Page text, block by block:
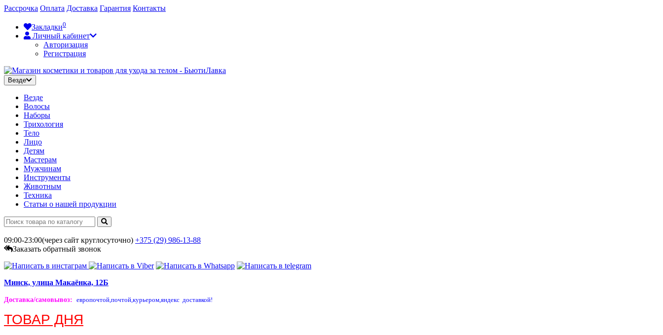
Рассрочка Оплата Доставка Гарантия Контакты
Закладки0
Личный кабинет
Авторизация
Регистрация
Везде
Везде
Волосы
Наборы
Трихология
Тело
Лицо
Детям
Мастерам
Мужчинам
Инструменты
Животным
Техника
Статьи о нашей продукции
09:00-23:00(через сайт круглосуточно) +375 (29) 986-13-88
Заказать обратный звонок
Минск, улица Макаёнка, 12Б
Доставка/самовывоз: европочтой,почтой,курьером,яндекс доставкой!
ТОВАР ДНЯ